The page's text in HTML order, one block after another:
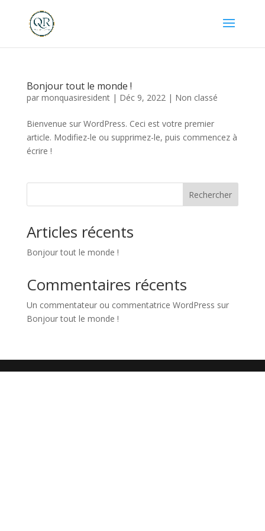
Bonjour tout le monde !
par monquasiresident| Déc 9, 2022| Non classé
Bienvenue sur WordPress. Ceci est votre premier
article. Modifiez-le ou supprimez-le, puis commencez à
écrire !
Rechercher
Articles récents
Bonjour tout le monde !
Commentaires récents
Un commentateur ou commentatrice WordPress sur
Bonjour tout le monde !